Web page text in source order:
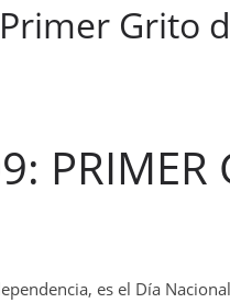
Grito
PRIMER
es el Día